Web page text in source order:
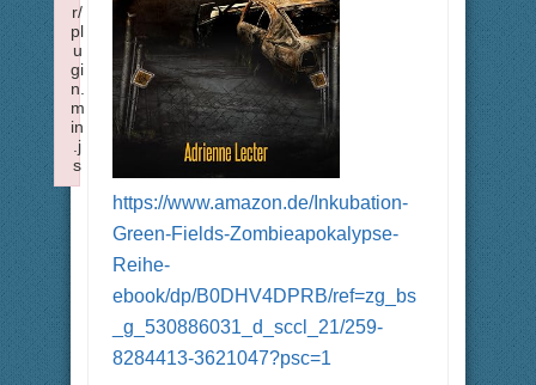
https://www.amazon.de/Inkubation-
Green-Fields-Zombieapokalypse-
Reihe-
ebook/dp/B0DHV4DPRB/ref=zg_bs
_g_530886031_d_sccl_21/259-
8284413-3621047?psc=1
r/
pl
u
gi
n.
m
in
.j
s
Failed to load plugin: textcolor from url https://forum.xtme.de/